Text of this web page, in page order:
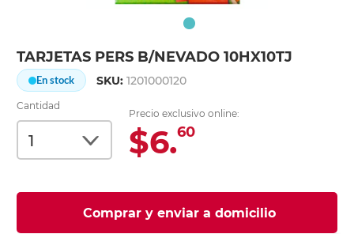
TARJETAS PERS B/NEVADO 10HX10TJ
En stock SKU:1201000120
Cantidad
Precio exclusivo online:
$6.60
Comprar y enviar a domicilio